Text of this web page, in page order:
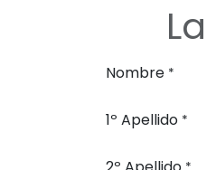
Nombre *
1º Apellido *